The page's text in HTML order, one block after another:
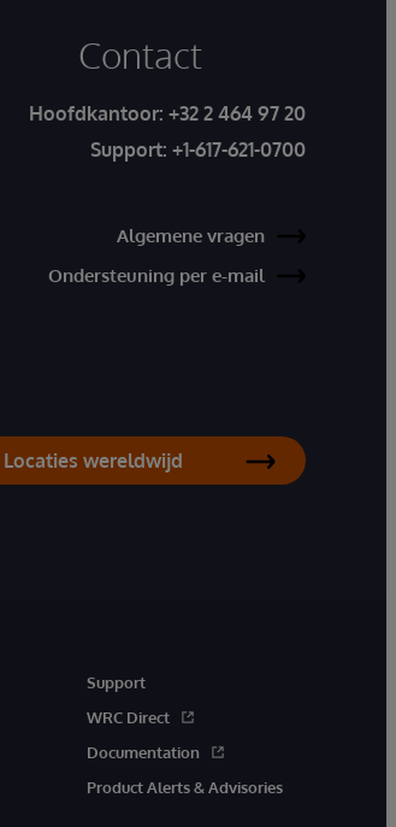
Contact
Hoofdkantoor: +32 2 464 97 20
Support: +1-617-621-0700
Algemene vragen
Ondersteuning per e-mail
Locaties wereldwijd
Support
WRC Direct
Documentation
Product Alerts & Advisories